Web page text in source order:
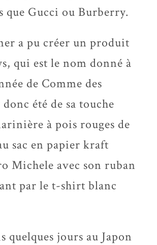
que Gucci ou Burberry.
a pu créer un produit
qui est le nom donné à
de Comme des
été de sa touche
à pois rouges de
sac en papier kraft
Michele avec son ruban
par le t-shirt blanc
jours au Japon